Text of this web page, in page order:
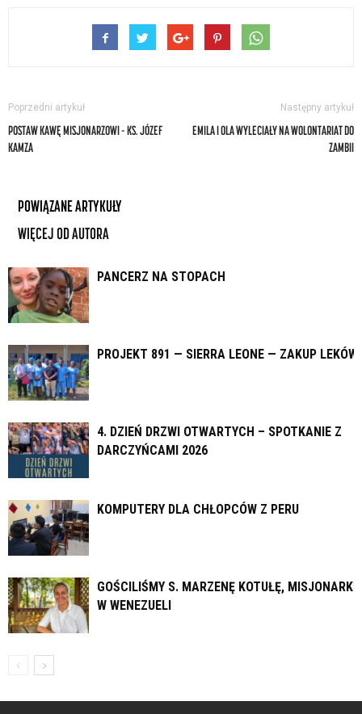
Poprzedni artykuł
POSTAW KAWĘ MISJONARZOWI – KS. JÓZEF
KAMZA
Następny artykuł
EMILA I OLA WYLECIAŁY NA WOLONTARIAT DO
ZAMBII
POWIĄZANE ARTYKUŁY
WIĘCEJ OD AUTORA
PANCERZ NA STOPACH
PROJEKT 891 — SIERRA LEONE — ZAKUP LEKÓW
4. DZIEŃ DRZWI OTWARTYCH – SPOTKANIE Z
DARCZYŃCAMI 2026
KOMPUTERY DLA CHŁOPCÓW Z PERU
GOŚCILIŚMY S. MARZENĘ KOTUŁĘ, MISJONARKĘ
W WENEZUELI